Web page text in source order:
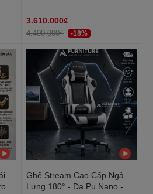
Linh Hoạt Thiết Kế Bảo Vệ
Cột Sống Ngả Lưng 145 Độ
3.610.000₫
4.400.000₫ -18%
Ghế Stream Cao Cấp Ngả
Lưng 180° - Da Pu Nano - Có